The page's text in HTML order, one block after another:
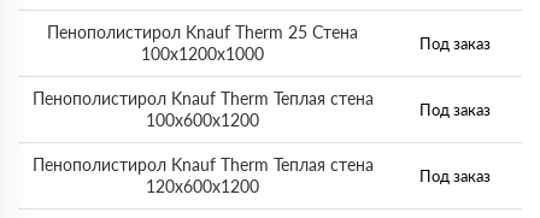
Пенополистирол Knauf Therm 25 Стена
100х1200х1000
Под заказ
Пенополистирол Knauf Therm Теплая стена
100х600х1200
Под заказ
Пенополистирол Knauf Therm Теплая стена
120х600х1200
Под заказ